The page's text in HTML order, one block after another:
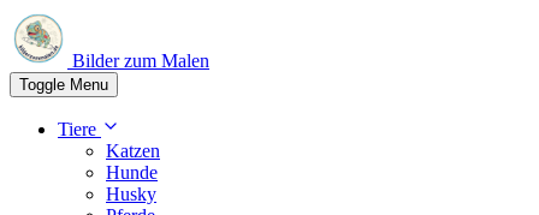
Bilder zum Malen
Toggle Menu
Tiere
Katzen
Hunde
Husky